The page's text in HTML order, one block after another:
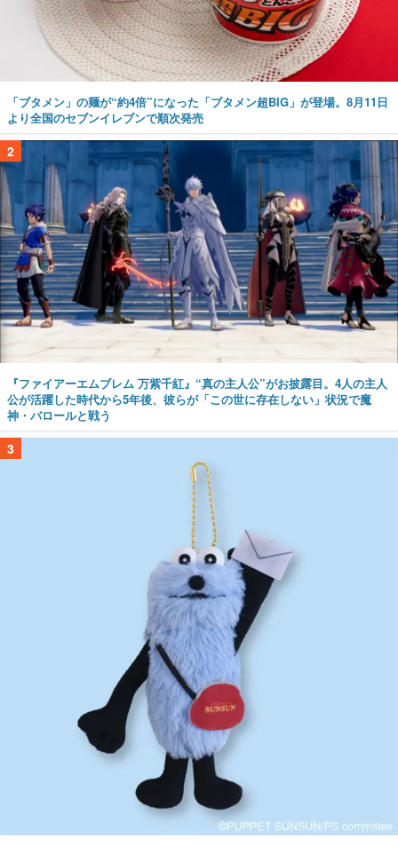
「ブタメン」の麺が“約4倍”になった「ブタメン超BIG」が登場。8月11日
より全国のセブンイレブンで順次発売
2
『ファイアーエムブレム 万紫千紅』“真の主人公”がお披露目。4人の主人
公が活躍した時代から5年後、彼らが「この世に存在しない」状況で魔
神・バロールと戦う
3